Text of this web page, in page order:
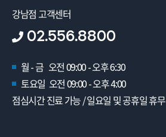
강남점 고객센터
02.556.8800
월 - 금 오전 09:00 - 오후 6:30
토요일 오전 09:00 - 오후 4:00
점심시간 진료 가능 / 일요일 및 공휴일 휴무